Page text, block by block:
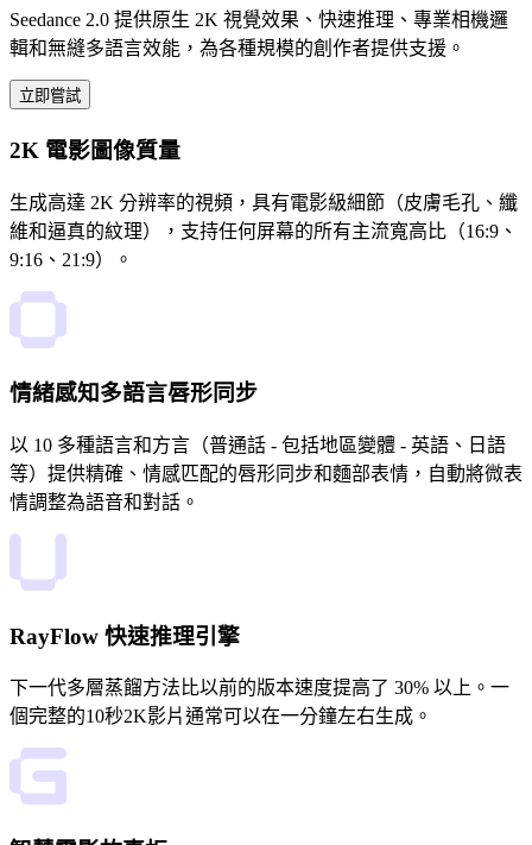
Seedance 2.0 提供原生 2K 視覺效果、快速推理、專業相機邏
輯和無縫多語言效能，為各種規模的創作者提供支援。
立即嘗試
2K 電影圖像質量
生成高達 2K 分辨率的視頻，具有電影級細節（皮膚毛孔、纖
維和逼真的紋理），支持任何屏幕的所有主流寬高比（16:9、
9:16、21:9）。
情緒感知多語言唇形同步
以 10 多種語言和方言（普通話 - 包括地區變體 - 英語、日語
等）提供精確、情感匹配的唇形同步和麵部表情，自動將微表
情調整為語音和對話。
RayFlow 快速推理引擎
下一代多層蒸餾方法比以前的版本速度提高了 30% 以上。一
個完整的10秒2K影片通常可以在一分鐘左右生成。